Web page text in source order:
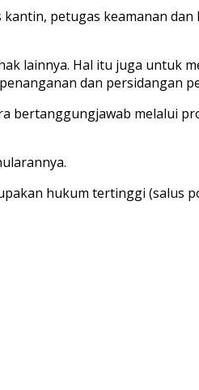
petugas keamanan
lainnya. Hal itu juga untuk
dan persidangan
bertanggungjawab melalui
hukum tertinggi (salus